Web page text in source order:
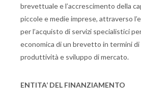
brevettuale e l’accrescimento della
piccole e medie imprese, attraverso
per l’acquisto di servizi specialistici
economica di un brevetto in termini
produttività e sviluppo di mercato.
ENTITA’ DEL FINANZIAMENTO